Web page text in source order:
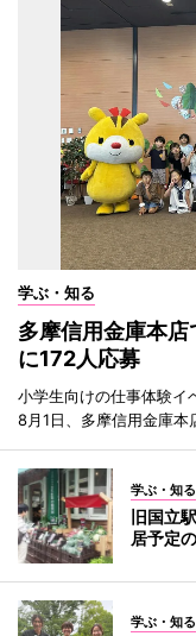
学ぶ・知る
多摩信用金庫本
に172人応募
小学生向けの仕事体験イ
8月1日、多摩信用金庫本
学ぶ・知る
旧国立
居予定
学ぶ・知る